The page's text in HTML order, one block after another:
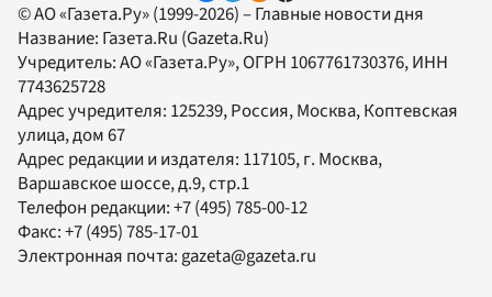
© АО «Газета.Ру» (1999-2026) – Главные новости дня
Название: Газета.Ru (Gazeta.Ru)
Учредитель:АО «Газета.Ру», ОГРН 1067761730376, ИНН
7743625728
Адрес учредителя: 125239, Россия, Москва, Коптевская
улица, дом 67
Адрес редакции и издателя: 117105, г. Москва,
Варшавское шоссе, д.9, стр.1
Телефон редакции:+7 (495) 785-00-12
Факс:+7 (495) 785-17-01
Электронная почта:gazeta@gazeta.ru